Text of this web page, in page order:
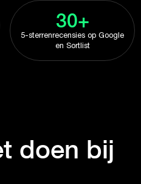
30+
5-sterrenrecensies op Google
en Sortlist
doen bij